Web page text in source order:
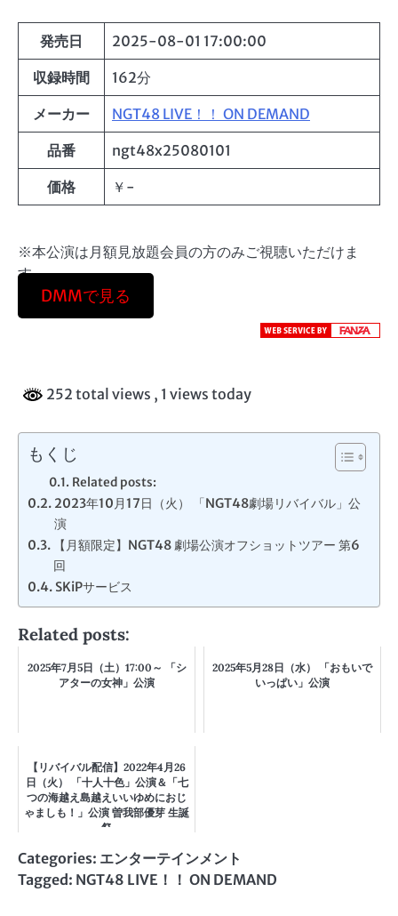
発売日 2025-08-01 17:00:00
収録時間 162分
メーカー NGT48 LIVE！！ ON DEMAND
品番 ngt48x25080101
価格 ￥-
※本公演は月額見放題会員の方のみご視聴いただけま
す。
DMMで見る
252 total views , 1 views today
もくじ
Related posts:
2023年10月17日（火） 「NGT48劇場リバイバル」公
演
【月額限定】NGT48 劇場公演オフショットツアー 第6
回
SKiPサービス
Related posts:
2025年7月5日（土）17:00～ 「シ
アターの女神」公演
2025年5月28日（水） 「おもいで
いっぱい」公演
【リバイバル配信】2022年4月26
日（火） 「十人十色」公演＆「七
つの海越え島越えいいゆめにおじ
ゃましも！」公演 曽我部優芽 生誕
祭
Categories: エンターテインメント
Tagged: NGT48 LIVE！！ ON DEMAND